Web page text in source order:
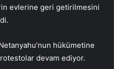
evlerine geri getirilmesini
hükümetine
devam ediyor.